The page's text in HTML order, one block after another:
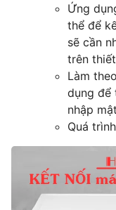
Ứng
thể để
sẽ cần
trên
Làm
dụng để
nhập
Quá